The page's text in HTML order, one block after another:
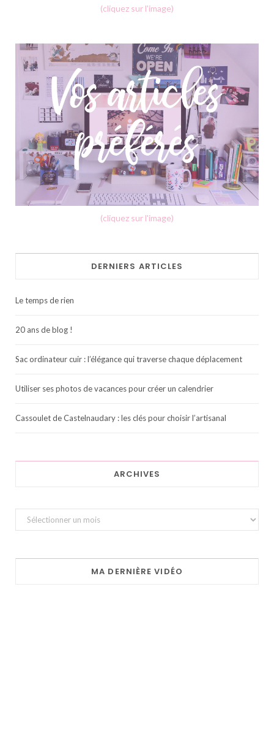
(cliquez sur l'image)
(cliquez sur l'image)
DERNIERS ARTICLES
Le temps de rien
20 ans de blog !
Sac ordinateur cuir : l’élégance qui traverse chaque déplacement
Utiliser ses photos de vacances pour créer un calendrier
Cassoulet de Castelnaudary : les clés pour choisir l’artisanal
ARCHIVES
Archives
MA DERNIÈRE VIDÉO